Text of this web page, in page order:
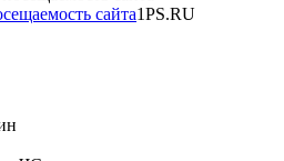
сайта1PS.RU